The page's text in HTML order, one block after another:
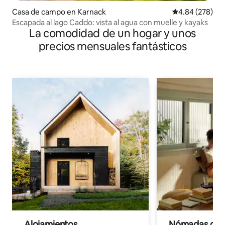
Casa de campo en Karnack Calificación
4.84 (278)
Escapada al lago Caddo: vista al agua con muelle y kayaks
La comodidad de un hogar y unos
precios mensuales fantásticos